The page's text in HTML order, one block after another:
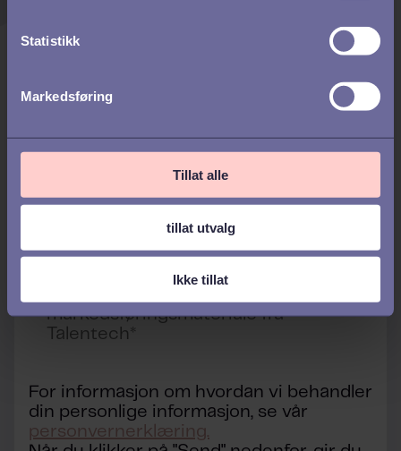
Statistikk
Markedsføring
Tillat alle
tillat utvalg
Ikke tillat
Noe du ønsker å legge ved
markedsføringsmateriale fra
Talentech*
For informasjon om hvordan vi behandler
din personlige informasjon, se vår
personvernerklæring.